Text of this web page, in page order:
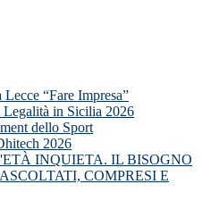
“Fare Impresa”
in Sicilia 2026
dello Sport
2026
INQUIETA. IL BISOGNO
COMPRESI E